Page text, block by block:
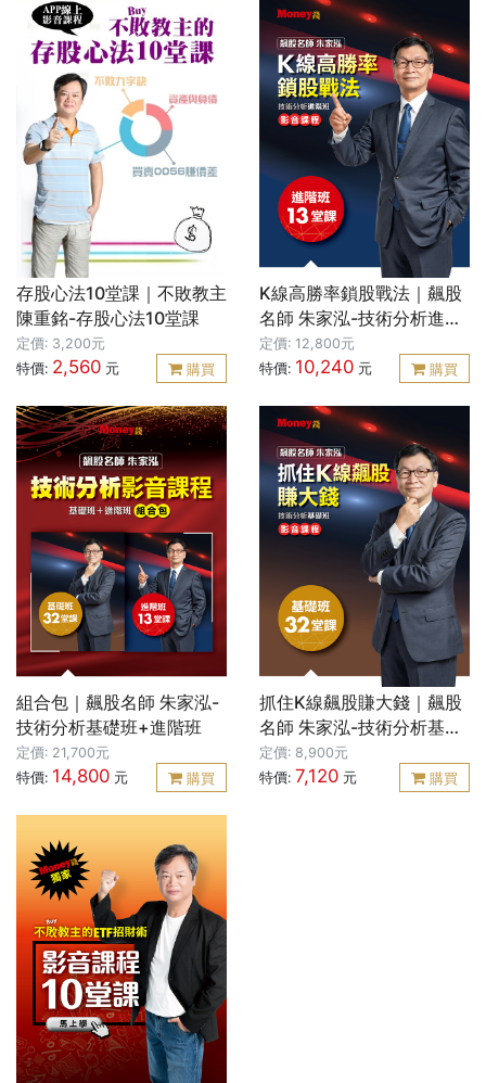
存股心法10堂課｜不敗教主
陳重銘-存股心法10堂課
定價: 3,200元
特價: 2,560 元 購買
K線高勝率鎖股戰法｜飆股
名師 朱家泓-技術分析進階
班
定價: 12,800元
特價: 10,240 元 購買
組合包｜飆股名師 朱家泓-
技術分析基礎班+進階班
定價: 21,700元
特價: 14,800 元 購買
抓住K線飆股賺大錢｜飆股
名師 朱家泓-技術分析基礎
班
定價: 8,900元
特價: 7,120 元 購買